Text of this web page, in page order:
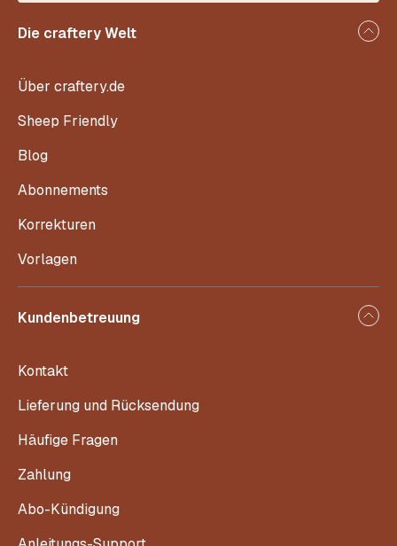
Die craftery Welt
Über craftery.de
Sheep Friendly
Blog
Abonnements
Korrekturen
Vorlagen
Kundenbetreuung
Kontakt
Lieferung und Rücksendung
Häufige Fragen
Zahlung
Abo-Kündigung